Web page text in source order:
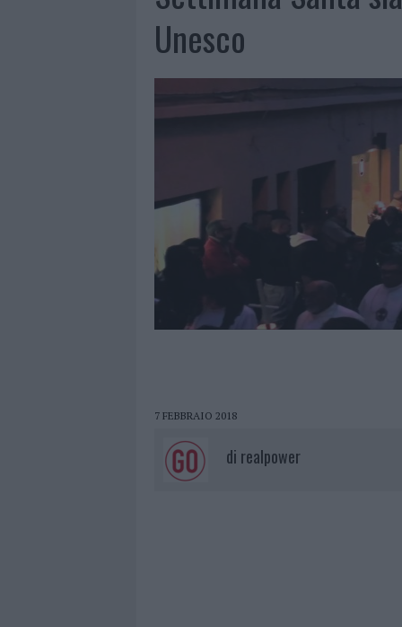
Unesco
7 FEBBRAIO 2018
di realpower